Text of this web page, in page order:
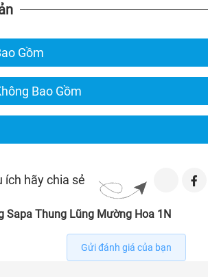
Gồm
Bao Gồm
ích hãy chia sẻ
Sapa Thung Lũng Mường Hoa 1N
Gửi đánh giá của bạn